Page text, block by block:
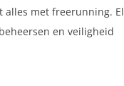
alles met freerunning.
en veiligheid